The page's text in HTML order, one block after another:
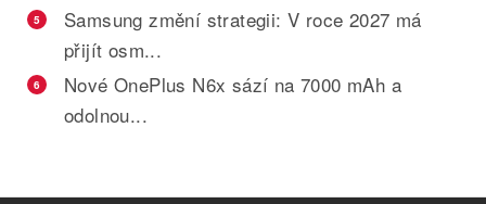
5
Samsung změní strategii: V roce 2027 má
přijít osm...
6
Nové OnePlus N6x sází na 7000 mAh a
odolnou...